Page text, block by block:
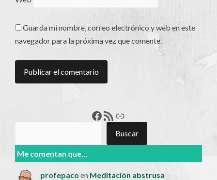
Guarda mi nombre, correo electrónico y web en este
navegador para la próxima vez que comente.
Francisco Pérez
Feed RSSEnlace
Buscar
Me comentan que...
profepaco en Meditación abstrusa